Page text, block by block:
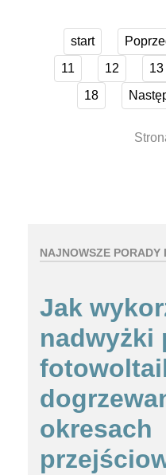
start
11
12 13
18
NAJNOWSZE PORADY
Jak
nadwyżki
okresach